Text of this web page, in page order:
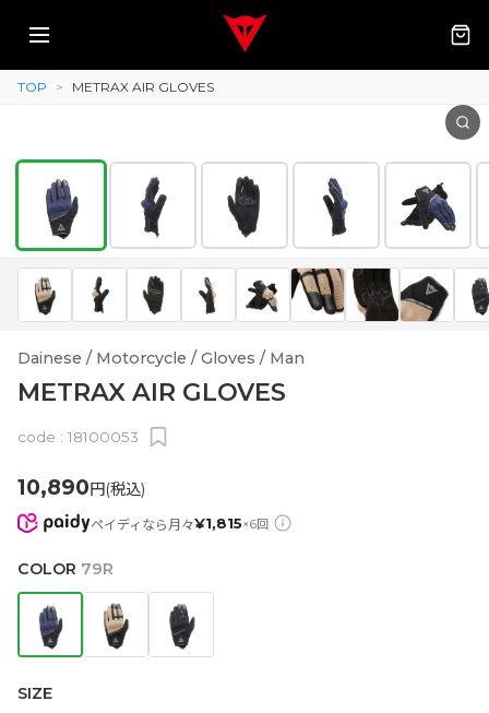
TOP > METRAX AIR GLOVES
Dainese / Motorcycle / Gloves / Man
METRAX AIR GLOVES
code : 18100053
10,890円(税込)
ペイディなら月々¥1,815×6回
COLOR 79R
SIZE